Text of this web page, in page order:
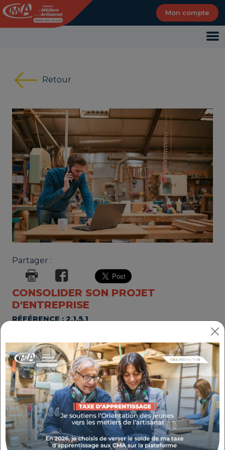
Mon compte
Retour
Partager :
CONSOLIDER SON PROJET
D'ENTREPRISE
RÉFÉRENCE : 2.1.5.1
Prochaines sessions:
CMA PACA / Bouches-du-Rhône (13) - 2
RUE DE LA FOURANE - le 20/08/2026;
Inscription avant le 20/08/2026
Agence de Digne-les-Bains - 15 RUE
MALDONAT - le 03/09/2026;
Inscription avant le 03/09/2026
Panneau de gestion des cookies